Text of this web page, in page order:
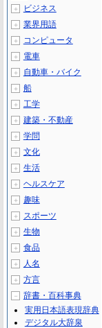
＋ ビジネス
＋ 業界用語
＋ コンピュータ
＋ 電車
＋ 自動車・バイク
＋ 船
＋ 工学
＋ 建築・不動産
＋ 学問
＋ 文化
＋ 生活
＋ ヘルスケア
＋ 趣味
＋ スポーツ
＋ 生物
＋ 食品
＋ 人名
＋ 方言
－
辞書・百科事典
実用日本語表現辞典
デジタル大辞泉